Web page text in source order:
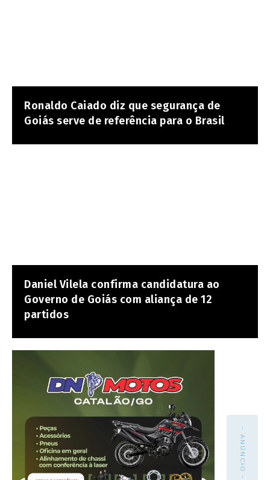
Ronaldo Caiado diz que segurança de
Goiás serve de referência para o Brasil
Daniel Vilela confirma candidatura ao
Governo de Goiás com aliança de 12
partidos
- ANÚNCIO -